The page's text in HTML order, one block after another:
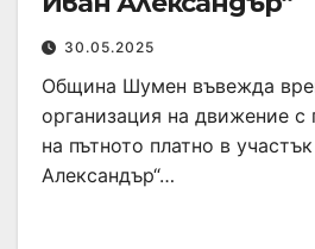
30.05.2025
Община Шумен въвежда
организация на движение с
на пътното платно в
Александър“…